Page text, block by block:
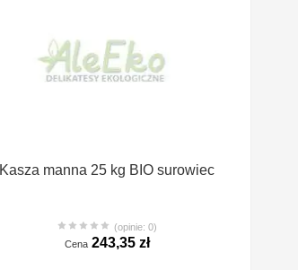
Kasza manna 25 kg BIO surowiec
(opinie: 0)
Cena 243,35 zł